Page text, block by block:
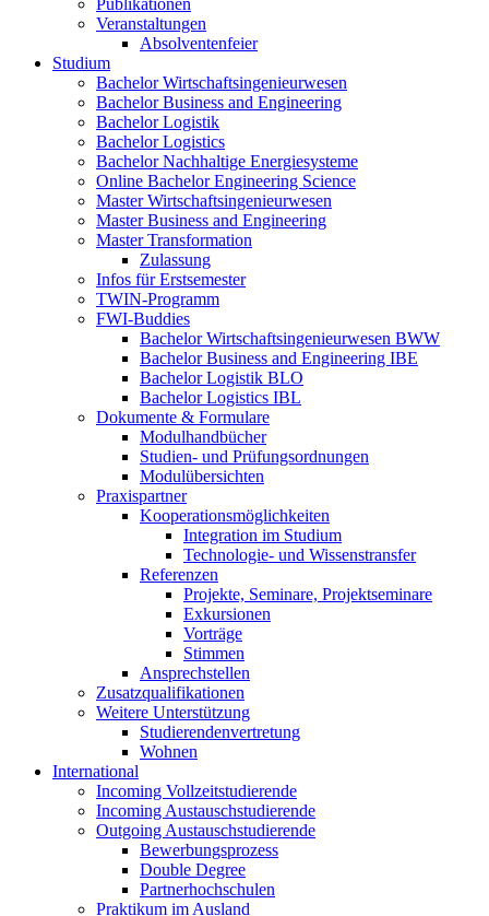
Publikationen
Veranstaltungen
Absolventenfeier
Studium
Bachelor Wirtschaftsingenieurwesen
Bachelor Business and Engineering
Bachelor Logistik
Bachelor Logistics
Bachelor Nachhaltige Energiesysteme
Online Bachelor Engineering Science
Master Wirtschaftsingenieurwesen
Master Business and Engineering
Master Transformation
Zulassung
Infos für Erstsemester
TWIN-Programm
FWI-Buddies
Bachelor Wirtschaftsingenieurwesen BWW
Bachelor Business and Engineering IBE
Bachelor Logistik BLO
Bachelor Logistics IBL
Dokumente & Formulare
Modulhandbücher
Studien- und Prüfungsordnungen
Modulübersichten
Praxispartner
Kooperationsmöglichkeiten
Integration im Studium
Technologie- und Wissenstransfer
Referenzen
Projekte, Seminare, Projektseminare
Exkursionen
Vorträge
Stimmen
Ansprechstellen
Zusatzqualifikationen
Weitere Unterstützung
Studierendenvertretung
Wohnen
International
Incoming Vollzeitstudierende
Incoming Austauschstudierende
Outgoing Austauschstudierende
Bewerbungsprozess
Double Degree
Partnerhochschulen
Praktikum im Ausland